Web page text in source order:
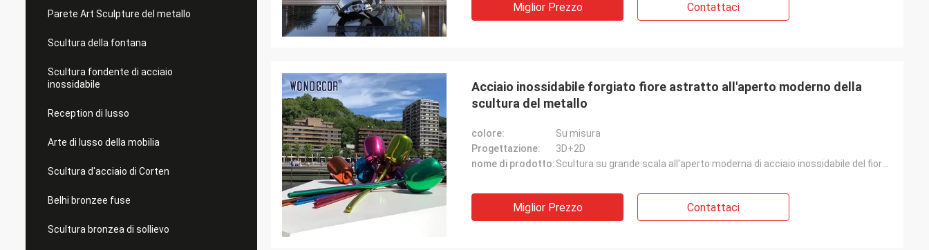
Parete Art Sculpture del metallo
Scultura della fontana
Scultura fondente di acciaio
inossidabile
Reception di lusso
Arte di lusso della mobilia
Scultura d'acciaio di Corten
Belhi bronzee fuse
Scultura bronzea di sollievo
Miglior Prezzo Contattaci
Acciaio inossidabile forgiato fiore astratto all'aperto moderno della
scultura del metallo
colore:
Su misura
Progettazione:
3D+2D
nome di prodotto:
Miglior Prezzo Contattaci